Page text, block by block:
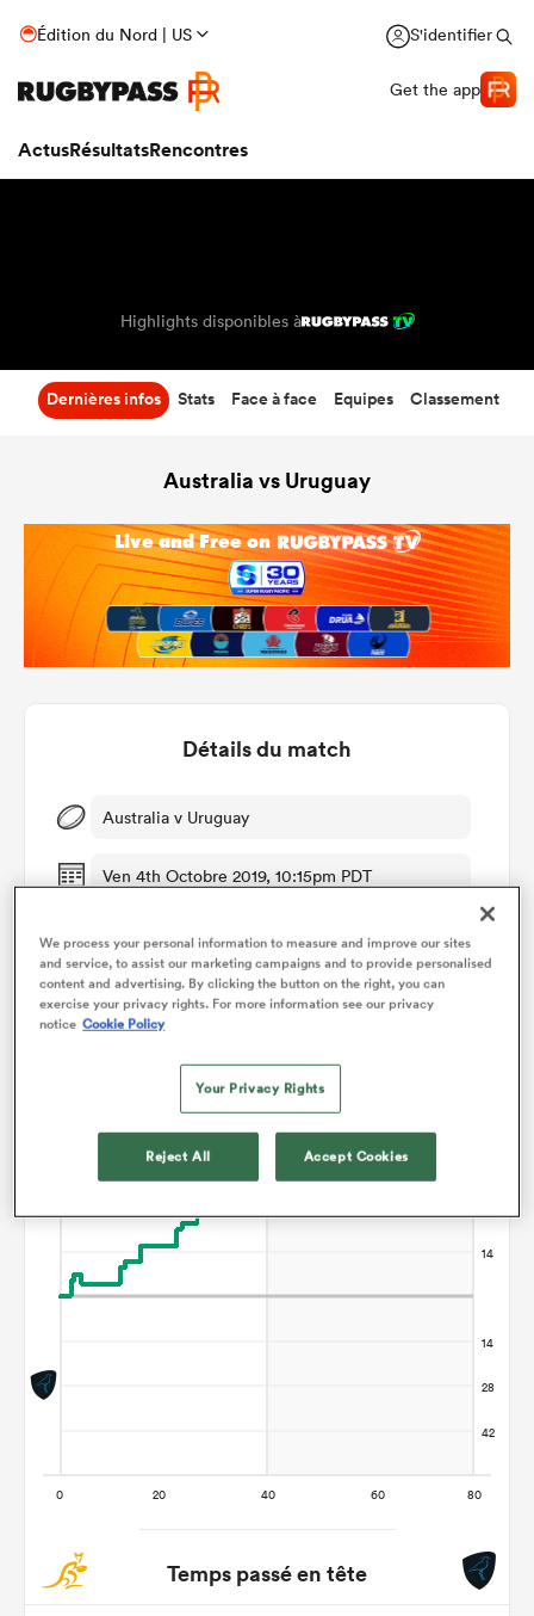
Édition du Nord | US S'identifier
Get the app
ActusRésultatsRencontres
Highlights disponibles à
Dernières infos Stats Face à face Equipes Classement
Australia vs Uruguay
Détails du match
Australia v Uruguay
Ven 4th Octobre 2019, 10:15pm PDT
Graphique d'évolution des points
Australia gagne +35
Temps passé en tête
We process your personal information to measure and improve our sites
and service, to assist our marketing campaigns and to provide personalised
content and advertising. By clicking the button on the right, you can
exercise your privacy rights. For more information see our privacy
notice Cookie Policy
Your Privacy Rights
Reject All Accept Cookies